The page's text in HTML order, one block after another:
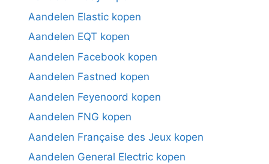
Aandelen Elastic kopen
Aandelen EQT kopen
Aandelen Facebook kopen
Aandelen Fastned kopen
Aandelen Feyenoord kopen
Aandelen FNG kopen
Aandelen Française des Jeux kopen
Aandelen General Electric kopen